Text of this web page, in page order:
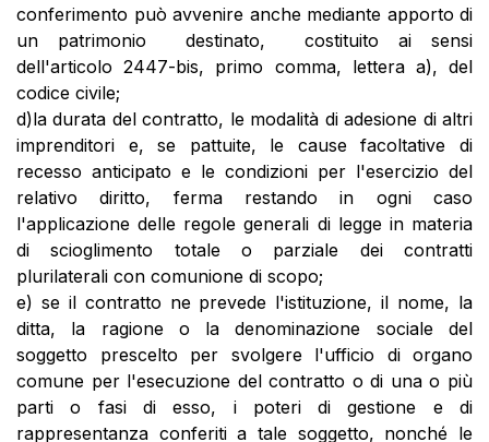
conferimento può avvenire anche mediante apporto di
un patrimonio destinato, costituito ai sensi
dell'articolo 2447-bis, primo comma, lettera a), del
codice civile;
d)la durata del contratto, le modalità di adesione di altri
imprenditori e, se pattuite, le cause facoltative di
recesso anticipato e le condizioni per l'esercizio del
relativo diritto, ferma restando in ogni caso
l'applicazione delle regole generali di legge in materia
di scioglimento totale o parziale dei contratti
plurilaterali con comunione di scopo;
e) se il contratto ne prevede l'istituzione, il nome, la
ditta, la ragione o la denominazione sociale del
soggetto prescelto per svolgere l'ufficio di organo
comune per l'esecuzione del contratto o di una o più
parti o fasi di esso, i poteri di gestione e di
rappresentanza conferiti a tale soggetto, nonché le